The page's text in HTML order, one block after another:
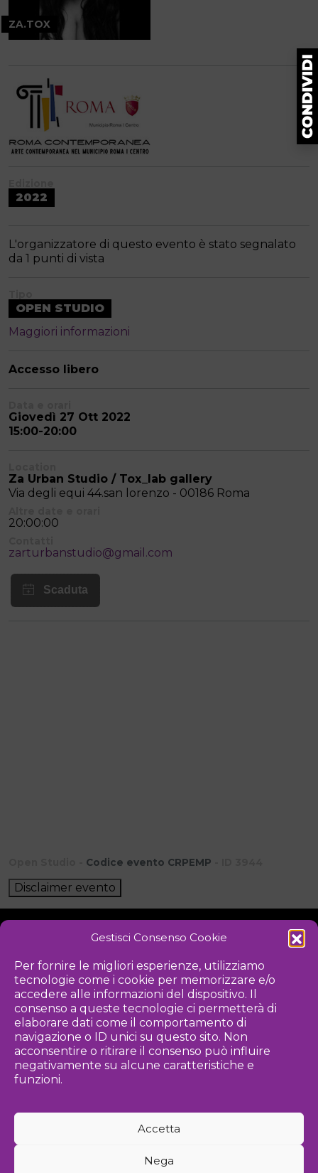
Gestisci Consenso Cookie
Per fornire le migliori esperienze, utilizziamo
tecnologie come i cookie per memorizzare e/o
accedere alle informazioni del dispositivo. Il
consenso a queste tecnologie ci permetterà di
elaborare dati come il comportamento di
navigazione o ID unici su questo sito. Non
acconsentire o ritirare il consenso può influire
negativamente su alcune caratteristiche e
funzioni.
Accetta
Nega
ZA.TOX
2022
L'organizzatore di questo evento è stato segnalato
da 1 punti di vista
OPEN STUDIO
Maggiori informazioni
Accesso libero
Giovedì 27 Ott 2022
15:00-20:00
Za Urban Studio / Tox_lab gallery
Via degli equi 44.san lorenzo - 00186 Roma
20:00:00
zarturbanstudio@gmail.com
Codice evento CRPEMP
Disclaimer evento
PRIVACY POLICY
Iniziativa
Associazione culturale per la promozione delle arti visive